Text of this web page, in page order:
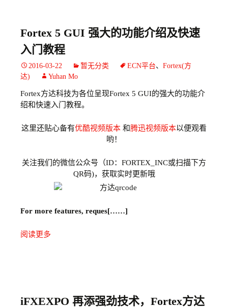
Fortex 5 GUI 强大的功能介绍及快速
入门教程
2016-03-22 暂无分类 ECN平台、 Fortex(方
达)
Yuhan Mo
Fortex方达科技为各位呈现Fortex 5 GUI的强大的功能介
绍和快速入门教程。
这里还贴心备有优酷视频版本 和腾迅视频版本以便观看
哟！
关注我们的微信公众号（ID：FORTEX_INC或扫描下方
QR码)，获取实时更新哦
For more features, reques[……]
阅读更多
iFXEXPO 再添强劲技术，Fortex方达